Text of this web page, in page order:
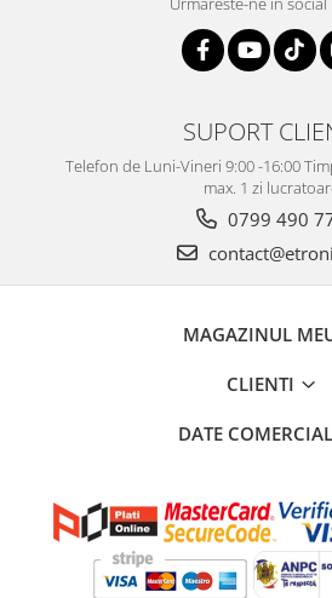
SUPORT
Telefon de Luni-Vineri 9:00 -16:00
max. 1 zi
0799 490
MAGAZINUL
CLIENTI
DATE